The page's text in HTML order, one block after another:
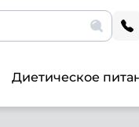
Диетическое